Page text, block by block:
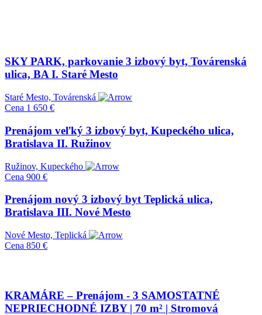
SKY PARK, parkovanie 3 izbový byt, Továrenská
ulica, BA I. Staré Mesto
Staré Mesto, Továrenská
Cena 1 650 €
Prenájom veľký 3 izbový byt, Kupeckého ulica,
Bratislava II. Ružinov
Ružinov, Kupeckého
Cena 900 €
Prenájom nový 3 izbový byt Teplická ulica,
Bratislava III. Nové Mesto
Nové Mesto, Teplická
Cena 850 €
KRAMÁRE – Prenájom - 3 SAMOSTATNÉ
NEPRIECHODNÉ IZBY | 70 m² | Stromová